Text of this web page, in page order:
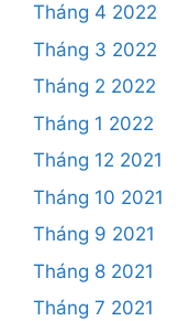
Tháng 4 2022
Tháng 3 2022
Tháng 2 2022
Tháng 1 2022
Tháng 12 2021
Tháng 10 2021
Tháng 9 2021
Tháng 8 2021
Tháng 7 2021